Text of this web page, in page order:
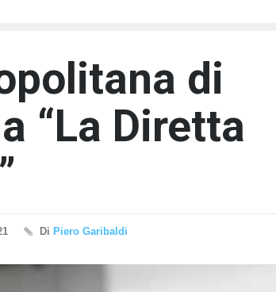
di
“La Diretta
Di Piero Garibaldi